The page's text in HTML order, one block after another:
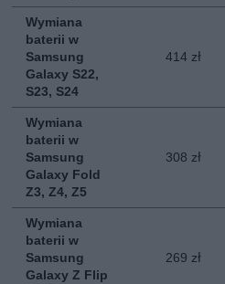
Wymiana
baterii w
Samsung
Galaxy S22,
S23, S24
414 zł
Wymiana
baterii w
Samsung
Galaxy Fold
Z3, Z4, Z5
308 zł
Wymiana
baterii w
Samsung
Galaxy Z Flip
269 zł